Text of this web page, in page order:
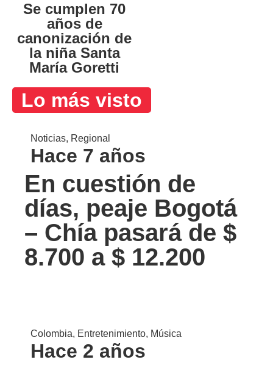
Se cumplen 70
años de
canonización de
la niña Santa
María Goretti
Lo más visto
Noticias, Regional
Hace 7 años
En cuestión de
días, peaje Bogotá
– Chía pasará de $
8.700 a $ 12.200
Colombia, Entretenimiento, Música
Hace 2 años